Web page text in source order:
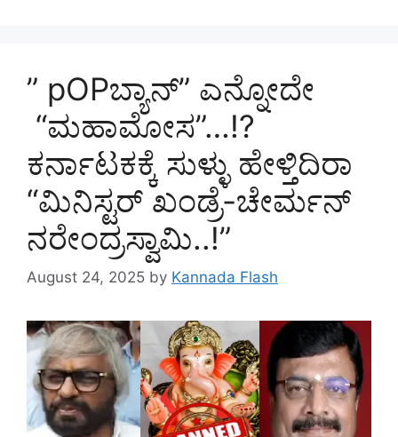
” pOPಬ್ಯಾನ್” ಎನ್ನೋದೇ
“ಮಹಾಮೋಸ”…!?
ಕರ್ನಾಟಕಕ್ಕೆ ಸುಳ್ಳು ಹೇಳ್ತಿದಿರಾ
“ಮಿನಿಸ್ಟರ್ ಖಂಡ್ರೆ-ಚೇರ್ಮನ್
ನರೇಂದ್ರಸ್ವಾಮಿ..!”
August 24, 2025 by Kannada Flash